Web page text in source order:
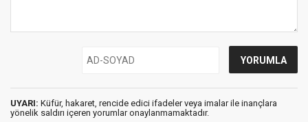
UYARI: Küfür, hakaret, rencide edici ifadeler veya imalar ile inançlara
yönelik saldırı içeren yorumlar onaylanmamaktadır.